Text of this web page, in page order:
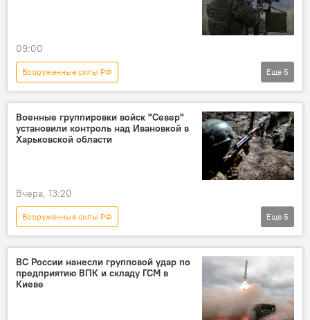
09:00
Вооруженные силы РФ
Спецоперация России по защите Донбасса
Минобороны России
Безопасность
Беспилотник
Еще 5
Военные группировки войск "Север"
установили контроль над Ивановкой в
Харьковской области
Вчера, 13:20
Вооруженные силы РФ
Спецоперация России по защите Донбасса
Минобороны России
СВО
Россия
Украина
Еще 5
ВС России нанесли групповой удар по
предприятию ВПК и складу ГСМ в
Киеве